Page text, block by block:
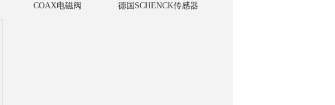
COAX电磁阀 德国SCHENCK传感器